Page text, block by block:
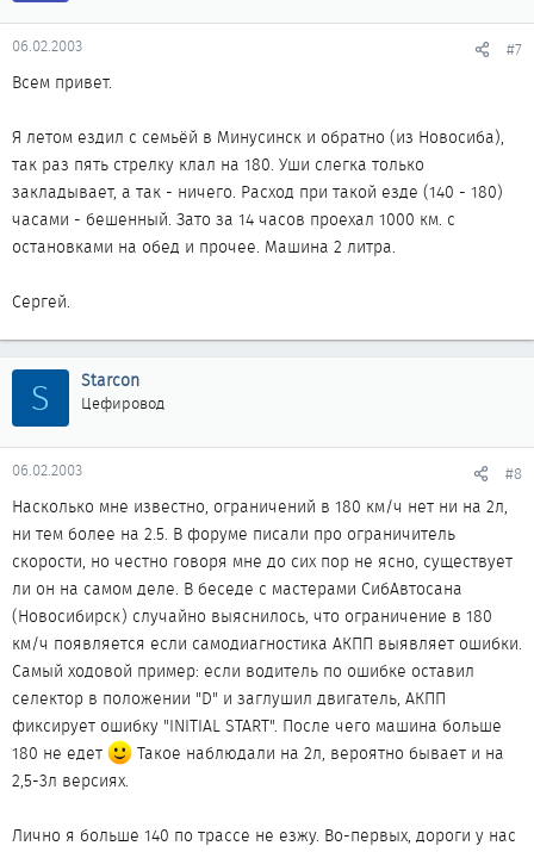
06.02.2003 #7
Всем привет.
Я летом ездил с семьёй в Минусинск и обратно (из Новосиба),
так раз пять стрелку клал на 180. Уши слегка только
закладывает, а так - ничего. Расход при такой езде (140 - 180)
часами - бешенный. Зато за 14 часов проехал 1000 км. с
остановками на обед и прочее. Машина 2 литра.
Сергей.
S Starcon
Цефировод
06.02.2003 #8
Насколько мне известно, ограничений в 180 км/ч нет ни на 2л,
ни тем более на 2.5. В форуме писали про ограничитель
скорости, но честно говоря мне до сих пор не ясно, существует
ли он на самом деле. В беседе с мастерами СибАвтосана
(Новосибирск) случайно выяснилось, что ограничение в 180
км/ч появляется если самодиагностика АКПП выявляет ошибки.
Самый ходовой пример: если водитель по ошибке оставил
селектор в положении "D" и заглушил двигатель, АКПП
фиксирует ошибку "INITIAL START". После чего машина больше
180 не едет
Такое наблюдали на 2л, вероятно бывает и на
2,5-3л версиях.
Лично я больше 140 по трассе не езжу. Во-первых, дороги у нас